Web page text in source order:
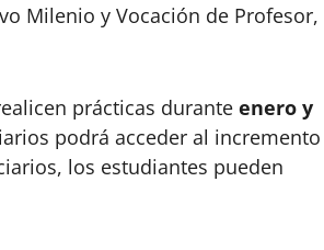
Milenio y Vocación de Profesor,
prácticas durante enero y
podrá acceder al incremento
los estudiantes pueden